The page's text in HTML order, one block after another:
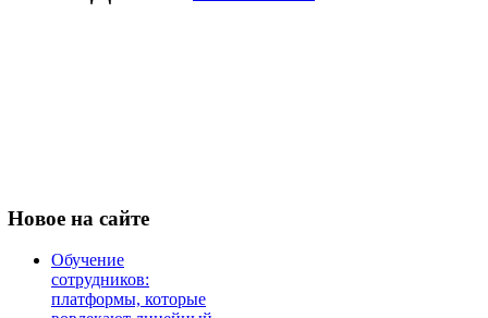
Новое на сайте
Обучение
сотрудников:
платформы, которые